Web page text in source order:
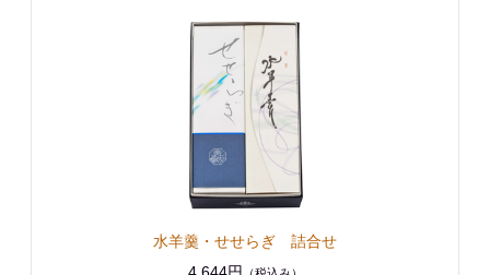
水羊羹・せせらぎ 詰合せ